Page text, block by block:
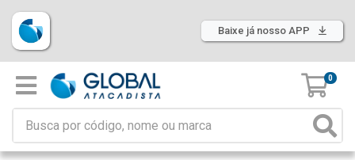
Baixe já nosso APP
0